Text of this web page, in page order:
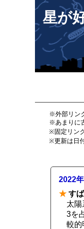
星が
※外部リン
※あまりに
※固定リン
※更新は日
2022
★ す
太
3を
較的